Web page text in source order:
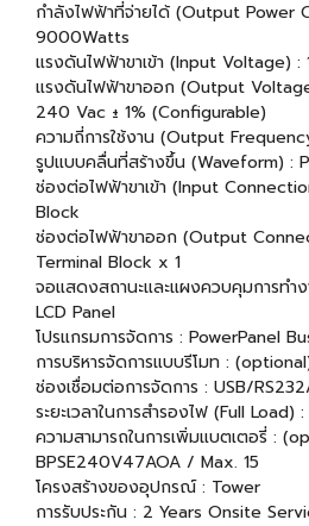
กำลังไฟฟ้าที่จ่ายได้ (Output Power
9000Watts
แรงดันไฟฟ้าขาเข้า (Input Voltage)
แรงดันไฟฟ้าขาออก (Output
240 Vac ± 1% (Configurable)
ความถี่การใช้งาน (Output
รูปแบบคลื่นที่สร้างขึ้น (Waveform) :
ช่องต่อไฟฟ้าขาเข้า (Input
Block
ช่องต่อไฟฟ้าขาออก (Output
Terminal Block x 1
จอแสดงสถานะและแผงควบคุมการทำ
LCD Panel
โปรแกรมการจัดการ : PowerPanel
การบริหารจัดการแบบรีโมท :
ช่องเชื่อมต่อการจัดการ : USB/
ระยะเวลาในการสำรองไฟ (Full
ความสามารถในการเพิ่มแบตเตอรี่ :
BPSE240V47AOA / Max. 15
โครงสร้างของอุปกรณ์ : Tower
การรับประกัน : 2 Years Onsite